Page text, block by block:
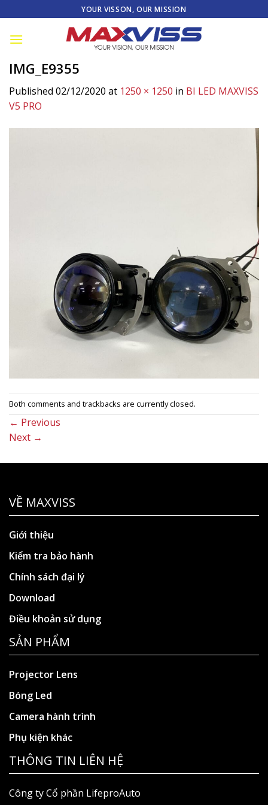
to
content
YOUR VISSON, OUR MISSION
IMG_E9355
Published 02/12/2020 at 1250 × 1250 in BI LED MAXVISS
V5 PRO
Both comments and trackbacks are currently closed.
← Previous
Next →
VỀ MAXVISS
Giới thiệu
Kiểm tra bảo hành
Chính sách đại lý
Download
Điều khoản sử dụng
SẢN PHẨM
Projector Lens
Bóng Led
Camera hành trình
Phụ kiện khác
THÔNG TIN LIÊN HỆ
Công ty Cổ phần LifeproAuto